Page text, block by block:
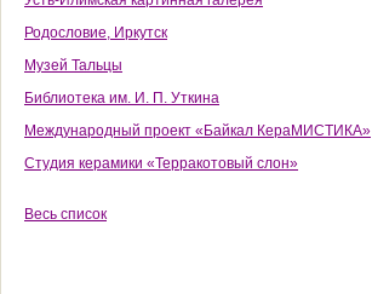
Родословие, Иркутск
Музей Тальцы
Библиотека им. И. П. Уткина
Международный проект «Байкал КераМИСТИКА»
Студия керамики «Терракотовый слон»
Весь список